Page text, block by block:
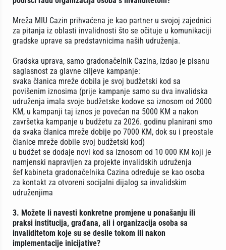
Mreža MIU Cazin prihvaćena je kao partner u svojoj zajednici
za pitanja iz oblasti invalidnosti što se očituje u komunikaciji
gradske uprave sa predstavnicima naših udruženja.
Gradska uprava, samo gradonačelnik Cazina, izdao je pisanu
saglasnost za glavne ciljeve kampanje:
svaka članica mreže dobila je svoj budžetski kod sa
povišenim iznosima (prije kampanje samo su dva invalidska
udruženja imala svoje budžetske kodove sa iznosom od 2000
KM, u kampanji taj iznos je povećan na 5000 KM a nakon
završetka kampanje u budžetu za 2026. godinu planirani smo
da svaka članica mreže dobije po 7000 KM, dok su i preostale
članice mreže dobile svoj budžetski kod)
u budžet se dodaje novi kod sa iznosom od 10 000 KM koji je
namjenski napravljen za projekte invalidskih udruženja
šef kabineta gradonačelnika Cazina određuje se kao osoba
za kontakt za otvoreni socijalni dijalog sa invalidskim
udruženjima
3. Možete li navesti konkretne promjene u ponašanju ili
praksi institucija, građana, ali i organizacija osoba sa
invaliditetom koje su se desile tokom ili nakon
implementacije inicijative?